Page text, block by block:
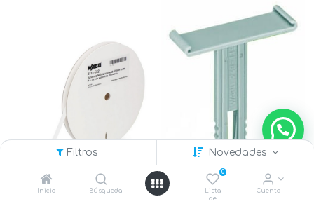
Filtros Novedades
Inicio Búsqueda
0
Lista
de
Cuenta